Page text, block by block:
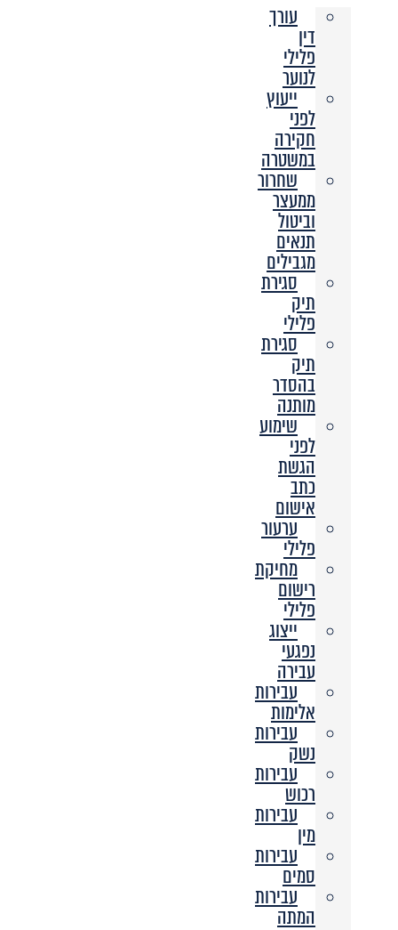
עורך
דין
פלילי
לנוער
ייעוץ
לפני
חקירה
במשטרה
שחרור
ממעצר
וביטול
תנאים
מגבילים
סגירת
תיק
פלילי
סגירת
תיק
בהסדר
מותנה
שימוע
לפני
הגשת
כתב
אישום
ערעור
פלילי
מחיקת
רישום
פלילי
ייצוג
נפגעי
עבירה
עבירות
אלימות
עבירות
נשק
עבירות
רכוש
עבירות
מין
עבירות
סמים
עבירות
המתה